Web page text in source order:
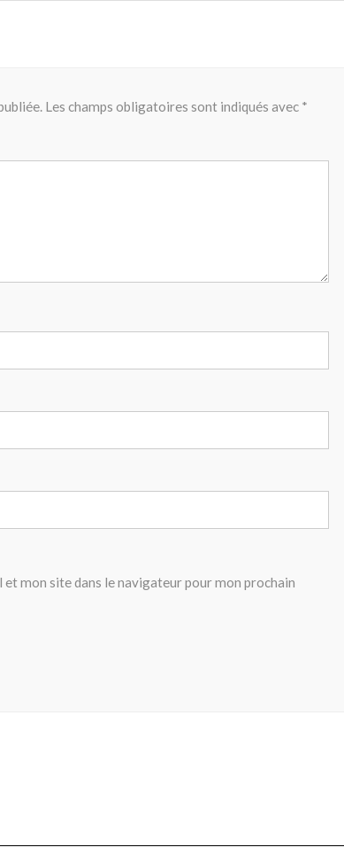
Les champs obligatoires sont indiqués avec *
mon site dans le navigateur pour mon prochain